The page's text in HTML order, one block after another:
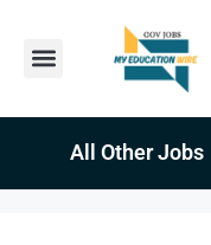
All Other Jobs